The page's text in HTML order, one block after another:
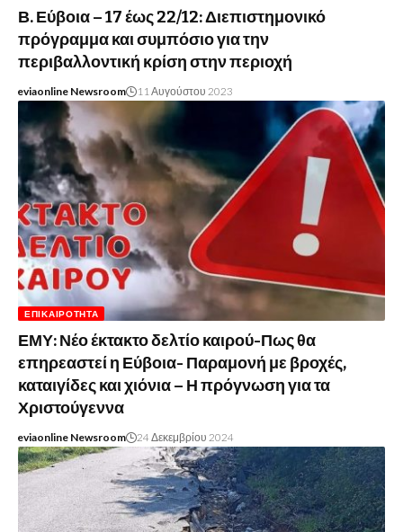
Β. Εύβοια – 17 έως 22/12: Διεπιστημονικό
πρόγραμμα και συμπόσιο για την
περιβαλλοντική κρίση στην περιοχή
eviaonline Newsroom 11 Αυγούστου 2023
ΕΠΙΚΑΙΡΌΤΗΤΑ
ΕΜΥ: Νέο έκτακτο δελτίο καιρού-Πως θα
επηρεαστεί η Εύβοια- Παραμονή με βροχές,
καταιγίδες και χιόνια – Η πρόγνωση για τα
Χριστούγεννα
eviaonline Newsroom 24 Δεκεμβρίου 2024